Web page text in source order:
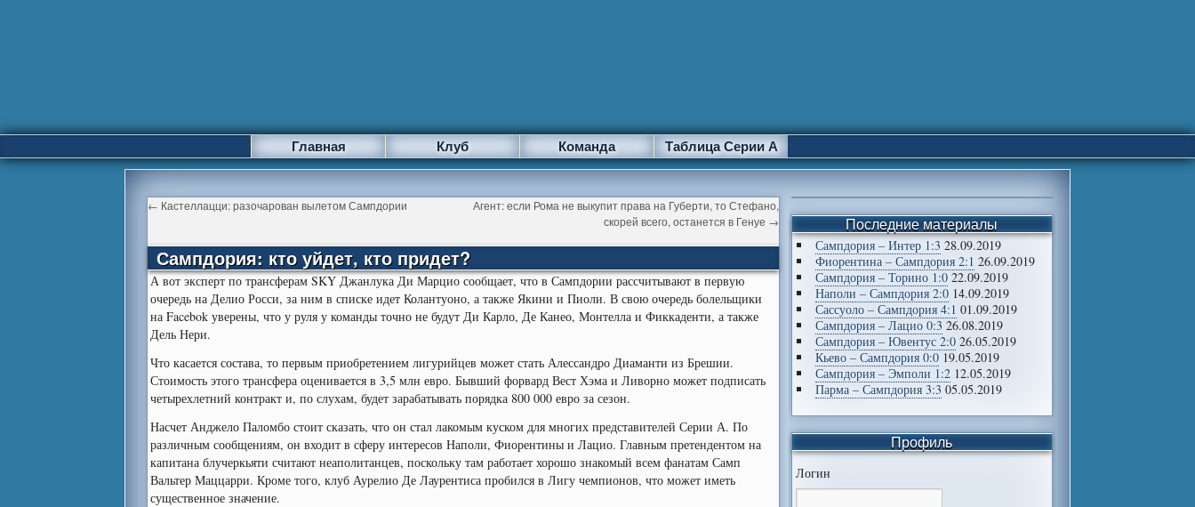
Главная Клуб Команда Таблица Серии А
← Кастеллацци: разочарован вылетом Сампдории
Агент: если Рома не выкупит права на Губерти, то Стефано,
скорей всего, останется в Генуе →
Сампдория: кто уйдет, кто придет?
А вот эксперт по трансферам SKY Джанлука Ди Марцио сообщает, что в Сампдории рассчитывают в первую
очередь на Делио Росси, за ним в списке идет Колантуоно, а также Якини и Пиоли. В свою очередь болельщики
на Facebok уверены, что у руля у команды точно не будут Ди Карло, Де Канео, Монтелла и Фиккаденти, а также
Дель Нери.
Что касается состава, то первым приобретением лигурийцев может стать Алессандро Диаманти из Брешии.
Стоимость этого трансфера оценивается в 3,5 млн евро. Бывший форвард Вест Хэма и Ливорно может подписать
четырехлетний контракт и, по слухам, будет зарабатывать порядка 800 000 евро за сезон.
Насчет Анджело Паломбо стоит сказать, что он стал лакомым куском для многих представителей Серии А. По
различным сообщениям, он входит в сферу интересов Наполи, Фиорентины и Лацио. Главным претендентом на
капитана блучеркьяти считают неаполитанцев, поскольку там работает хорошо знакомый всем фанатам Самп
Вальтер Маццарри. Кроме того, клуб Аурелио Де Лаурентиса пробился в Лигу чемпионов, что может иметь
существенное значение.
Последние материалы
Сампдория – Интер 1:3 28.09.2019
Фиорентина – Сампдория 2:1 26.09.2019
Сампдория – Торино 1:0 22.09.2019
Наполи – Сампдория 2:0 14.09.2019
Сассуоло – Сампдория 4:1 01.09.2019
Сампдория – Лацио 0:3 26.08.2019
Сампдория – Ювентус 2:0 26.05.2019
Кьево – Сампдория 0:0 19.05.2019
Сампдория – Эмполи 1:2 12.05.2019
Парма – Сампдория 3:3 05.05.2019
Профиль
Логин